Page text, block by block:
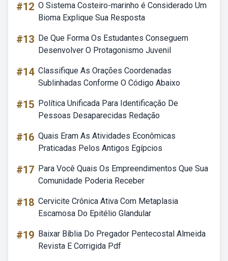
#12 O Sistema Costeiro-marinho é Considerado Um
Bioma Explique Sua Resposta
#13 De Que Forma Os Estudantes Conseguem
Desenvolver O Protagonismo Juvenil
#14 Classifique As Orações Coordenadas
Sublinhadas Conforme O Código Abaixo
#15 Política Unificada Para Identificação De
Pessoas Desaparecidas Redação
#16 Quais Eram As Atividades Econômicas
Praticadas Pelos Antigos Egípcios
#17 Para Você Quais Os Empreendimentos Que Sua
Comunidade Poderia Receber
#18 Cervicite Crônica Ativa Com Metaplasia
Escamosa Do Epitélio Glandular
#19 Baixar Bíblia Do Pregador Pentecostal Almeida
Revista E Corrigida Pdf